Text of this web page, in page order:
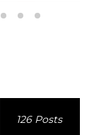
126 Posts